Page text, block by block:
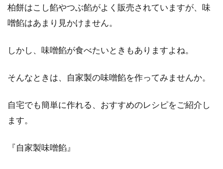
柏餅はこし餡やつぶ餡がよく販売されていますが、味
噌餡はあまり見かけません。
しかし、味噌餡が食べたいときもありますよね。
そんなときは、自家製の味噌餡を作ってみませんか。
自宅でも簡単に作れる、おすすめのレシピをご紹介し
ます。
『自家製味噌餡』